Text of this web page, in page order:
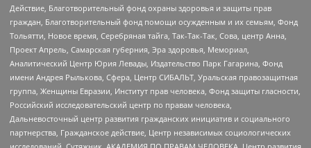
Действие, Благотворительный фонд охраны здоровья и защиты прав
граждан, Благотворительный фонд помощи осужденным и их семьям, Фонд
Тольятти, Новое время, Серебряная тайга, Так-Так-Так, Сова, центр Анна,
Проект Апрель, Самарская губерния, Эра здоровья, Мемориал,
Аналитический Центр Юрия Левады, Издательство Парк Гагарина, Фонд
имени Андрея Рылькова, Сфера, Центр СИБАЛЬТ, Уральская правозащитная
группа, Женщины Евразии, Институт прав человека, Фонд защиты гласности,
Российский исследовательский центр по правам человека,
Дальневосточный центр развития гражданских инициатив и социального
партнерства, Гражданское действие, Центр независимых социологических